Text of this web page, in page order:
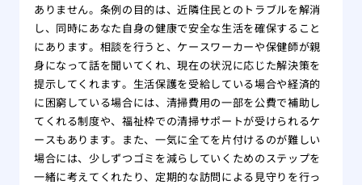
ありません。条例の目的は、近隣住民とのトラブルを解消
し、同時にあなた自身の健康で安全な生活を確保すること
にあります。相談を行うと、ケースワーカーや保健師が親
身になって話を聞いてくれ、現在の状況に応じた解決策を
提示してくれます。生活保護を受給している場合や経済的
に困窮している場合には、清掃費用の一部を公費で補助し
てくれる制度や、福祉枠での清掃サポートが受けられるケ
ースもあります。また、一気に全てを片付けるのが難しい
場合には、少しずつゴミを減らしていくためのステップを
一緒に考えてくれたり、定期的な訪問による見守りを行っ